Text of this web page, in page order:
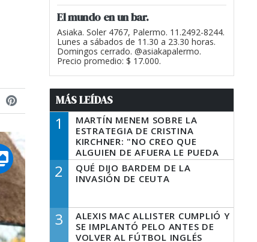
El mundo en un bar.
Asiaka. Soler 4767, Palermo. 11.2492-8244.
Lunes a sábados de 11.30 a 23.30 horas.
Domingos cerrado. @asiakapalermo.
Precio promedio: $ 17.000.
MÁS LEÍDAS
1
MARTÍN MENEM SOBRE LA
ESTRATEGIA DE CRISTINA
KIRCHNER: "NO CREO QUE
ALGUIEN DE AFUERA LE PUEDA
DECIR A LA JUSTICIA LO QUE
TIENE QUE HACER"
2
QUÉ DIJO BARDEM DE LA
INVASIÓN DE CEUTA
3
ALEXIS MAC ALLISTER CUMPLIÓ Y
SE IMPLANTÓ PELO ANTES DE
VOLVER AL FÚTBOL INGLÉS